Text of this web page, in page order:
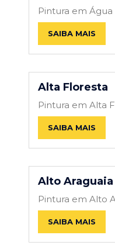
Pintura em Água
SAIBA MAIS
Alta Floresta
Pintura em Alta
SAIBA MAIS
Alto Araguaia
Pintura em Alto
SAIBA MAIS